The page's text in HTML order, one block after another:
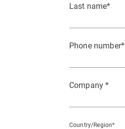
Last name*
Phone number*
Company*
Country/Region*